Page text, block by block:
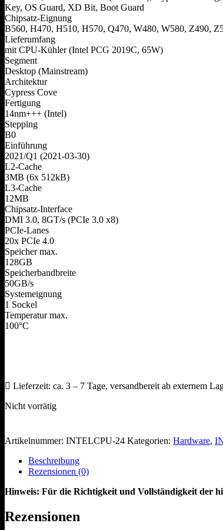
Key, OS Guard, XD Bit, Boot Guard
Chipsatz-Eignung
B560, H470, H510, H570, Q470, W480, W580, Z490,
Lieferumfang
mit CPU-Kühler (Intel PCG 2019C, 65W)
Segment
Desktop (Mainstream)
Architektur
Cypress Cove
Fertigung
14nm+++ (Intel)
Stepping
B0
Einführung
2021/​Q1 (2021-03-30)
L2-Cache
3MB (6x 512kB)
L3-Cache
12MB
Chipsatz-Interface
DMI 3.0, 8GT/s (PCIe 3.0 x8)
PCIe-Lanes
20x PCIe 4.0
Speicher max.
128GB
Speicherbandbreite
50GB/​s
Systemeignung
1 Sockel
Temperatur max.
100°C
Lieferzeit: ca. 3 – 7 Tage, versandbereit ab externem
Nicht vorrätig
Artikelnummer: INTELCPU-24 Kategorien: Hardware,
Beschreibung
Rezensionen (0)
Hinweis: Für die Richtigkeit und Vollständigkeit der
Rezensionen